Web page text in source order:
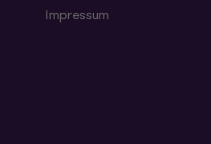
Impressum